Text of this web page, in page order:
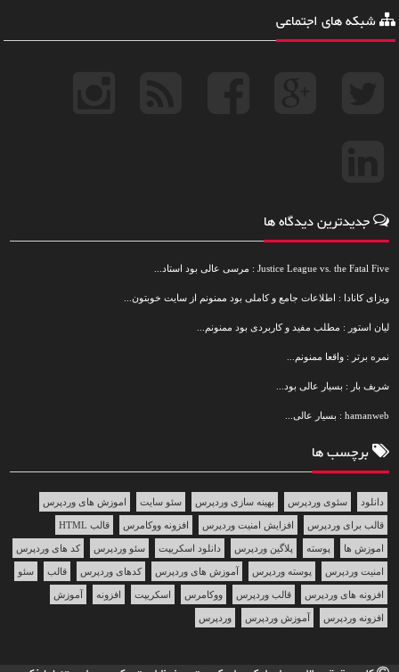
شبکه های اجتماعی
جدیدترین دیدگاه ها
Justice League vs. the Fatal Five : مرسی عالی بود استاد...
ویزای کانادا : اطلاعات جامع و کاملی بود ممنونم از سایت خوبتون...
لیان استور : مطلب مفید و کاربردی بود ممنونم...
نمره برتر : واقعا ممنونم...
شریف بار : بسیار عالی بود...
hamanweb : بسیار عالی...
برچسب ها
دانلود سئوی وردپرس بهینه سازی وردپرس سئو سایت اموزش های وردپرس
قالب برای وردپرس افزایش امنیت وردپرس افزونه ووکامرس قالب HTML
اموزش ها پوسته پلاگین وردپرس دانلود اسکریپت سئو وردپرس کد های وردپرس
امنیت وردپرس پوسته وردپرس آموزش های وردپرس کدهای وردپرس قالب سئو
افزونه های وردپرس قالب وردپرس ووکامرس اسکریپت افزونه آموزش
افزونه وردپرس آموزش وردپرس وردپرس